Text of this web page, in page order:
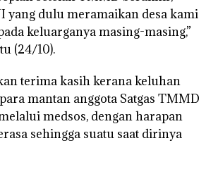
yang dulu meramaikan desa kami
keluarganya masing-masing,”
(24/10).
terima kasih kerana keluhan
mantan anggota Satgas TMMD
medsos, dengan harapan
sehingga suatu saat dirinya